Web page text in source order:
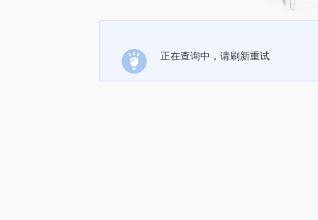
正在查询中，请刷新重试